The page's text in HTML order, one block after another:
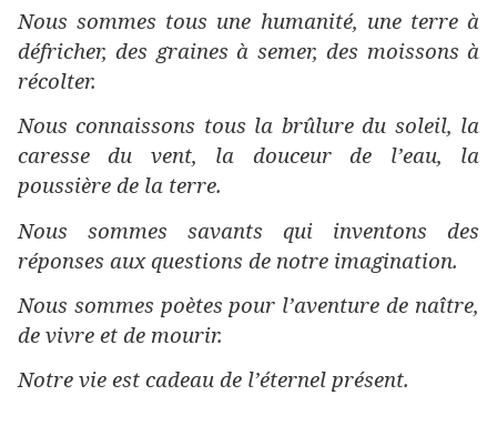
Nous sommes tous une humanité, une terre à
défricher, des graines à semer, des moissons à
récolter.
Nous connaissons tous la brûlure du soleil, la
caresse du vent, la douceur de l’eau, la
poussière de la terre.
Nous sommes savants qui inventons des
réponses aux questions de notre imagination.
Nous sommes poètes pour l’aventure de naître,
de vivre et de mourir.
Notre vie est cadeau de l’éternel présent.